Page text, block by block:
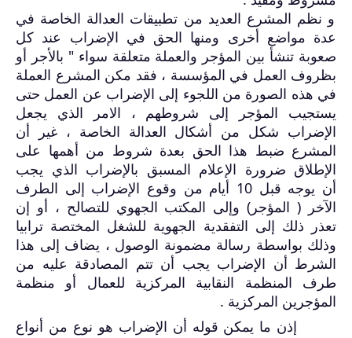
و نظم المشرع العديد من تطبيقات العدالة الخاصة في
عدة مواضع أخرى ومنها الحق في الإضراب عند كل
صعوبة تنشأ بين المؤجر والعملة متعلقة سواء " بالأجر أو
بظروف العمل في المؤسسة ، فقد مكن المشرع العملة
في هذه الصورة من اللجوء إلى الإضراب عن العمل حتى
يستجيب المؤجر إلى شروطهم ، الامر الذي يجعل
الإضراب شكل من أشكال العدالة الخاصة ، غير أن
المشرع ضبط هذا الحق بعدة شروط من أهمها على
الإطلاق ضرورة الإعلام المسبق بالإضراب الذي يجب
أن
يوجه قبل 10 أيام من وقوع الإضراب إلى الطرف
الآخر ( المؤجر) وإلى المكتب الجهوي للتصالح ، أو إن
تعذر ذلك إلى التفقدية الجهوية للشغل المختصة ترابيا
وذلك بواسطة رسالة مضمونة الوصول ، يضاف إلى هذا
الشرط أن الإضراب يجب أن تتم المصادقة عليه من
طرف المنظمة النقابية المركزية للعمال أو منظمة
المؤجرين المركزية .
إذن ما يمكن قوله أن الإضراب هو نوع من أنواع